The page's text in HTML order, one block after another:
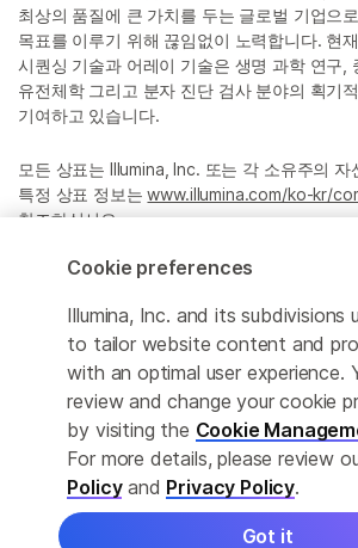
정확한 번역을 제공하고자 합당한 노력을 기울
완벽하지 않으며, 그 목적 또한 원문을 대체하
공식 콘텐츠는 영문 버전의 원문 콘텐츠임을
최상의 품질에 큰 가치를 두는 글로벌 기업으
목표를 이루기 위해 끊임없이 노력합니다. 현
시퀀싱 기술과 어레이 기술은 생명 과학 연구,
유전체학 그리고 분자 진단 검사 분야의 획기
기여하고 있습니다.
모든 상표는 Illumina, Inc. 또는 각 소유주의 자
특정 상표 정보는www.illumina.com/ko-kr/
참조하십시오.
Privacy Policy
© 2026 Illumina, Inc. All rights reserved.
Cookie preferences
Illumina, Inc. and its subdivisions
to tailor website content and
with an optimal user experience.
review and change your cookie
by visiting the Cookie
For more details, please review
Policyand Privacy Policy.
Got it